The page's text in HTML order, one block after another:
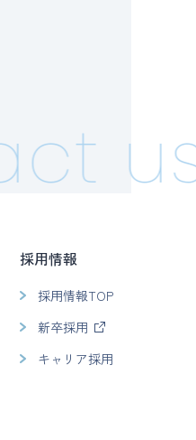
採用情報
採用情報TOP
新卒採用
キャリア採用